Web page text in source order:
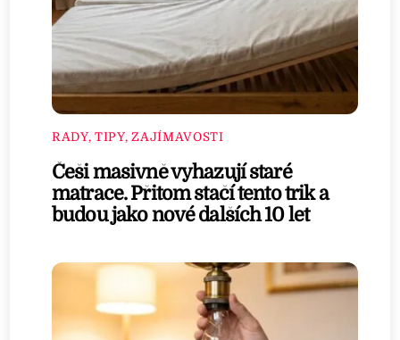
RADY, TIPY, ZAJÍMAVOSTI
Češi masivně vyhazují staré
matrace. Přitom stačí tento trik a
budou jako nové dalších 10 let